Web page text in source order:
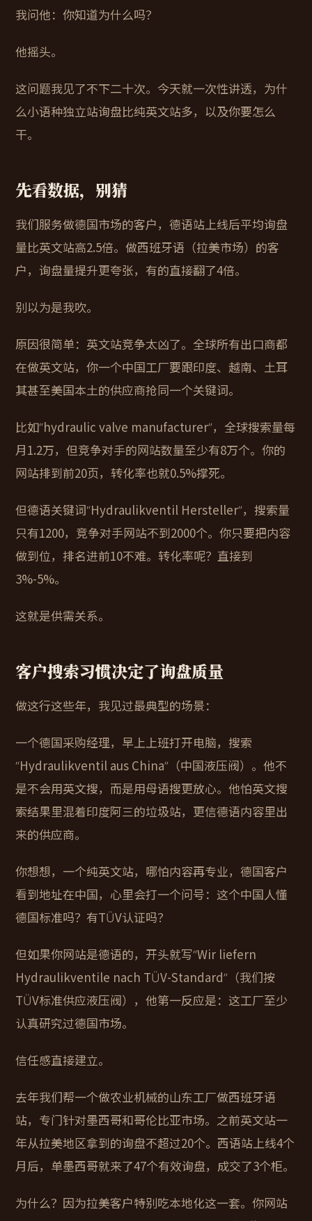
我问他：你知道为什么吗？
他摇头。
这问题我见了不下二十次。今天就一次性讲透，为什
么小语种独立站询盘比纯英文站多，以及你要怎么
干。
先看数据，别猜
我们服务做德国市场的客户，德语站上线后平均询盘
量比英文站高2.5倍。做西班牙语（拉美市场）的客
户，询盘量提升更夸张，有的直接翻了4倍。
别以为是我吹。
原因很简单：英文站竞争太凶了。全球所有出口商都
在做英文站，你一个中国工厂要跟印度、越南、土耳
其甚至美国本土的供应商抢同一个关键词。
比如“hydraulic valve manufacturer”，全球搜索量每
月1.2万，但竞争对手的网站数量至少有8万个。你的
网站排到前20页，转化率也就0.5%撑死。
但德语关键词“Hydraulikventil Hersteller”，搜索量
只有1200，竞争对手网站不到2000个。你只要把内容
做到位，排名进前10不难。转化率呢？直接到
3%-5%。
这就是供需关系。
客户搜索习惯决定了询盘质量
做这行这些年，我见过最典型的场景：
一个德国采购经理，早上上班打开电脑，搜索
“Hydraulikventil aus China”（中国液压阀）。他不
是不会用英文搜，而是用母语搜更放心。他怕英文搜
索结果里混着印度阿三的垃圾站，更信德语内容里出
来的供应商。
你想想，一个纯英文站，哪怕内容再专业，德国客户
看到地址在中国，心里会打一个问号：这个中国人懂
德国标准吗？有TÜV认证吗？
但如果你网站是德语的，开头就写“Wir liefern
Hydraulikventile nach TÜV-Standard”（我们按
TÜV标准供应液压阀），他第一反应是：这工厂至少
认真研究过德国市场。
信任感直接建立。
去年我们帮一个做农业机械的山东工厂做西班牙语
站，专门针对墨西哥和哥伦比亚市场。之前英文站一
年从拉美地区拿到的询盘不超过20个。西语站上线4个
月后，单墨西哥就来了47个有效询盘，成交了3个柜。
为什么？因为拉美客户特别吃本地化这一套。你网站